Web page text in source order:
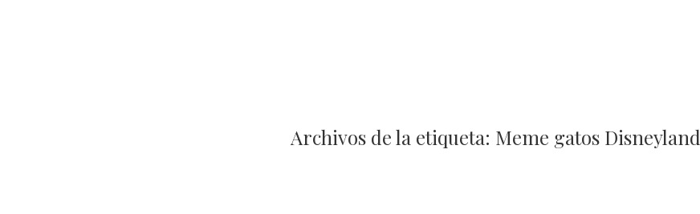
Archivos de la etiqueta: Meme gatos Disneyland